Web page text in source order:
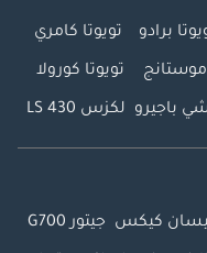
برادو تويوتا كامري
تويوتا كورولا
باجيرو لكزس LS 430
كيكس جيتور G700